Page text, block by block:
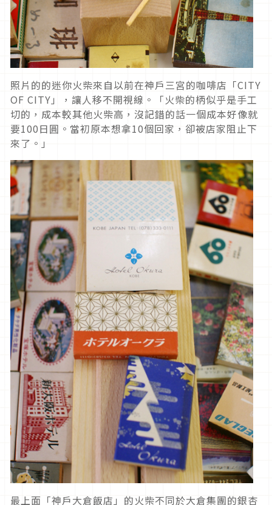
照片的的迷你火柴來自以前在神戶三宮的咖啡店「CITY
OF CITY」，讓人移不開視線。「火柴的柄似乎是手工
切的，成本較其他火柴高，沒記錯的話一個成本好像就
要100日圓。當初原本想拿10個回家，卻被店家阻止下
來了。」
最上面「神戶大倉飯店」的火柴不同於大倉集團的銀杏